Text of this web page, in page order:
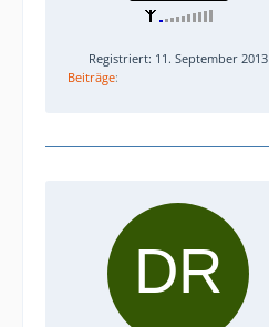
Registriert: 11. September 2013
Beiträge